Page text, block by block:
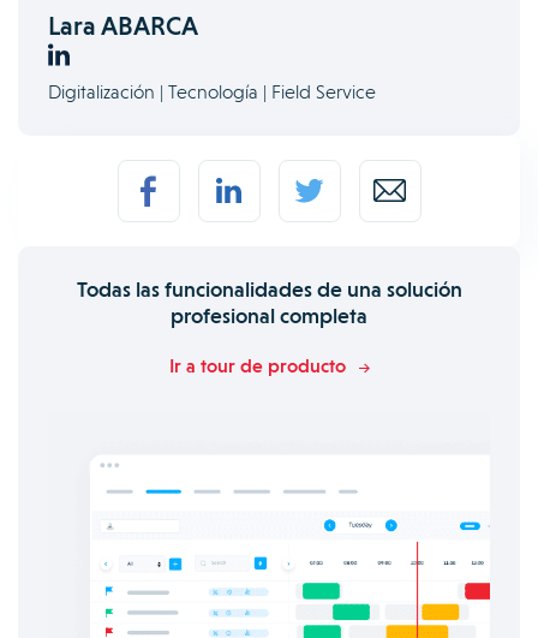
Lara ABARCA
Digitalización | Tecnología | Field Service
Todas las funcionalidades de una solución
profesional completa
Ir a tour de producto